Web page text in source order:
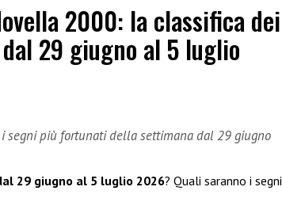
2000: la classifica dei
29 giugno al 5 luglio
i segni più fortunati della settimana dal 29 giugno
29 giugno al 5 luglio 2026? Quali saranno i segni